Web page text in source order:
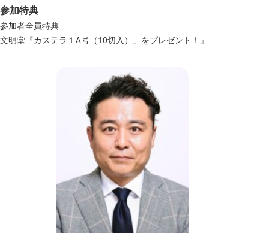
参加特典
参加者全員特典
文明堂『カステラ１A号（10切入）」をプレゼント！』